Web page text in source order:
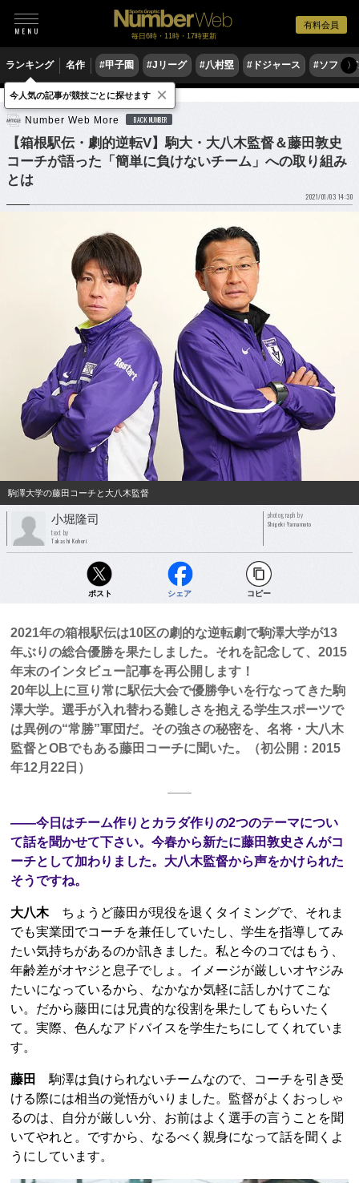
有料会員
毎日6時・11時・17時更新
ランキング 名作 #甲子園 #Jリーグ #八村塁 #ドジャース #ソフト〉
陸上 駅伝
Number Web More BACK NUMBER
【箱根駅伝・劇的逆転V】駒大・大八木監督＆藤田敦史
コーチが語った「簡単に負けないチーム」への取り組み
とは
2021/01/03 14:30
駒澤大学の藤田コーチと大八木監督
小堀隆司
text by
Takashi Kohori
photograph by
Shigeki Yamamoto
ポスト シェア コピー
2021年の箱根駅伝は10区の劇的な逆転劇で駒澤大学が13
年ぶりの総合優勝を果たしました。それを記念して、2015
年末のインタビュー記事を再公開します！
20年以上に亘り常に駅伝大会で優勝争いを行なってきた駒
澤大学。選手が入れ替わる難しさを抱える学生スポーツで
は異例の“常勝”軍団だ。その強さの秘密を、名将・大八木
監督とOBでもある藤田コーチに聞いた。（初公開：2015
年12月22日）
――今日はチーム作りとカラダ作りの2つのテーマについ
て話を聞かせて下さい。今春から新たに藤田敦史さんがコ
ーチとして加わりました。大八木監督から声をかけられた
そうですね。
大八木ちょうど藤田が現役を退くタイミングで、それま
でも実業団でコーチを兼任していたし、学生を指導してみ
たい気持ちがあるのか訊きました。私と今のコではもう、
年齢差がオヤジと息子でしょ。イメージが厳しいオヤジみ
たいになっているから、なかなか気軽に話しかけてこな
い。だから藤田には兄貴的な役割を果たしてもらいたく
て。実際、色んなアドバイスを学生たちにしてくれていま
す。
藤田
駒澤は負けられないチームなので、コーチを引き受
ける際には相当の覚悟がいりました。監督がよくおっしゃ
るのは、自分が厳しい分、お前はよく選手の言うことを聞
いてやれと。ですから、なるべく親身になって話を聞くよ
うにしています。
今人気の記事が競技ごとに探せます ×